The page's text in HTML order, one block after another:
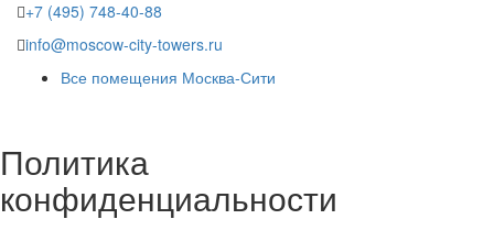
+7 (495) 748-40-88
info@moscow-city-towers.ru
Все помещения Москва-Сити
Политика
конфиденциальности